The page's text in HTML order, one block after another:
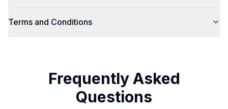
Terms and Conditions
Frequently Asked
Questions